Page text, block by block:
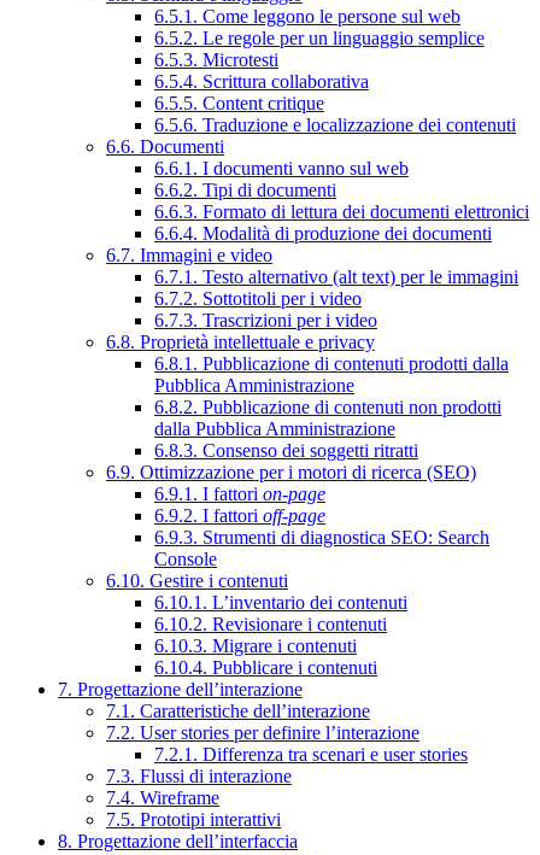
6.5.1. Come leggono le persone sul web
6.5.2. Le regole per un linguaggio semplice
6.5.3. Microtesti
6.5.4. Scrittura collaborativa
6.5.5. Content critique
6.5.6. Traduzione e localizzazione dei contenuti
6.6. Documenti
6.6.1. I documenti vanno sul web
6.6.2. Tipi di documenti
6.6.3. Formato di lettura dei documenti elettronici
6.6.4. Modalità di produzione dei documenti
6.7. Immagini e video
6.7.1. Testo alternativo (alt text) per le immagini
6.7.2. Sottotitoli per i video
6.7.3. Trascrizioni per i video
6.8. Proprietà intellettuale e privacy
6.8.1. Pubblicazione di contenuti prodotti dalla
Pubblica Amministrazione
6.8.2. Pubblicazione di contenuti non prodotti
dalla Pubblica Amministrazione
6.8.3. Consenso dei soggetti ritratti
6.9. Ottimizzazione per i motori di ricerca (SEO)
6.9.1. I fattori on-page
6.9.2. I fattori off-page
6.9.3. Strumenti di diagnostica SEO: Search
Console
6.10. Gestire i contenuti
6.10.1. L’inventario dei contenuti
6.10.2. Revisionare i contenuti
6.10.3. Migrare i contenuti
6.10.4. Pubblicare i contenuti
7. Progettazione dell’interazione
7.1. Caratteristiche dell’interazione
7.2. User stories per definire l’interazione
7.2.1. Differenza tra scenari e user stories
7.3. Flussi di interazione
7.4. Wireframe
7.5. Prototipi interattivi
8. Progettazione dell’interfaccia